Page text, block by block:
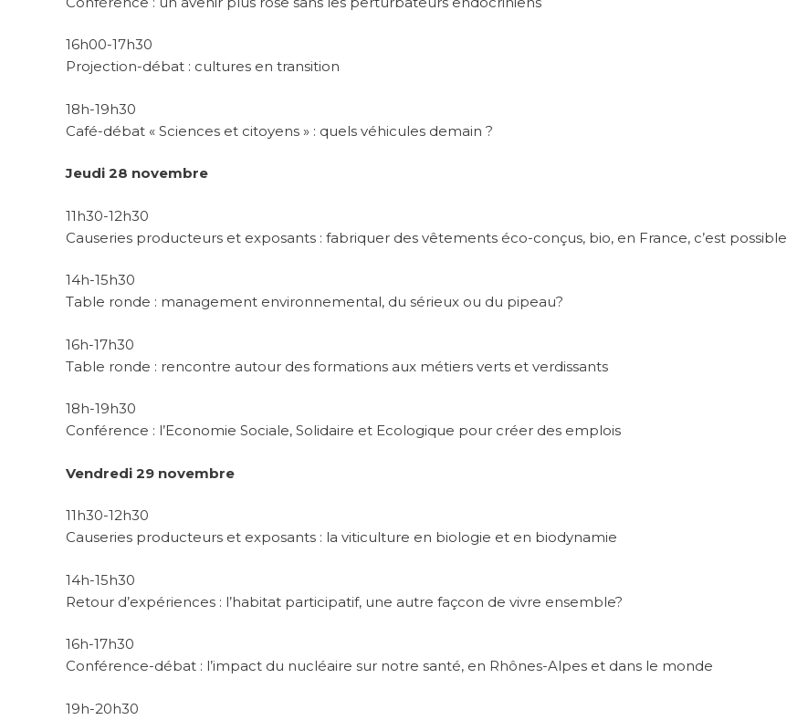
16h00-17h30
Projection-débat : cultures en transition
18h-19h30
Café-débat « Sciences et citoyens » : quels véhicules demain ?
Jeudi 28 novembre
11h30-12h30
Causeries producteurs et exposants : fabriquer des vêtements éco-conçus, bio, en France, c’est possible
14h-15h30
Table ronde : management environnemental, du sérieux ou du pipeau?
16h-17h30
Table ronde : rencontre autour des formations aux métiers verts et verdissants
18h-19h30
Conférence : l’Economie Sociale, Solidaire et Ecologique pour créer des emplois
Vendredi 29 novembre
11h30-12h30
Causeries producteurs et exposants : la viticulture en biologie et en biodynamie
14h-15h30
Retour d’expériences : l’habitat participatif, une autre façcon de vivre ensemble?
16h-17h30
Conférence-débat : l’impact du nucléaire sur notre santé, en Rhônes-Alpes et dans le monde
19h-20h30